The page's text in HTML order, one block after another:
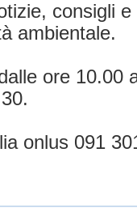
consigli
ambientale.
ore 10.00
onlus 091